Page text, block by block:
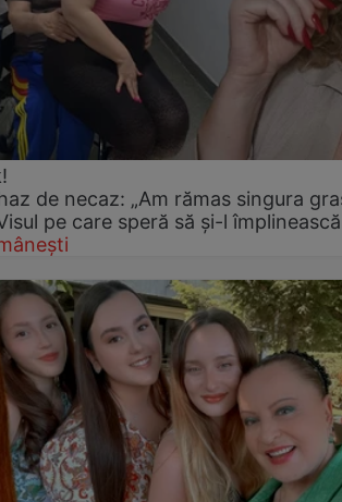
de necaz: „Am rămas singura
pe care speră să și-l